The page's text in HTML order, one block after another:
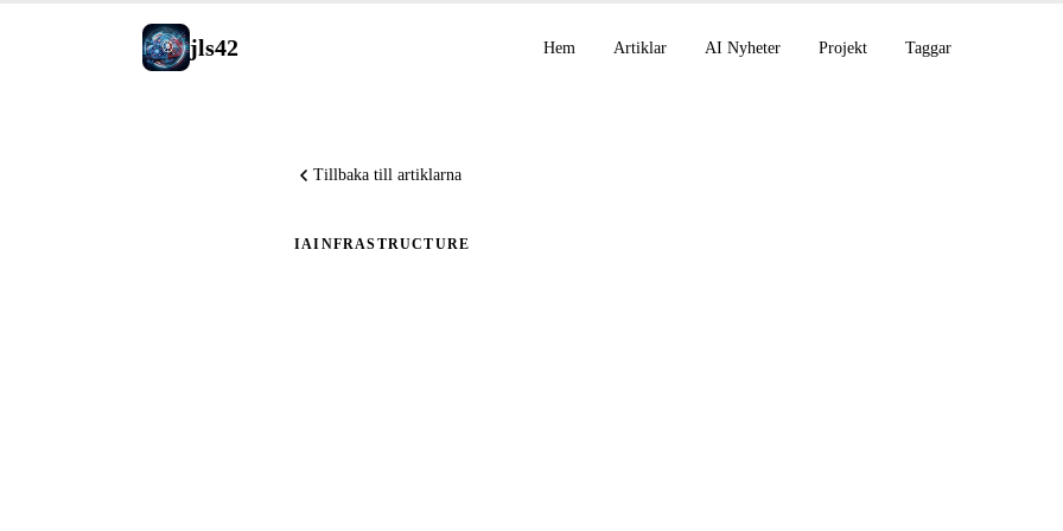
jls42 Hem Artiklar AI Nyheter Projekt Taggar
Tillbaka till artiklarna
IAINFRASTRUCTURE